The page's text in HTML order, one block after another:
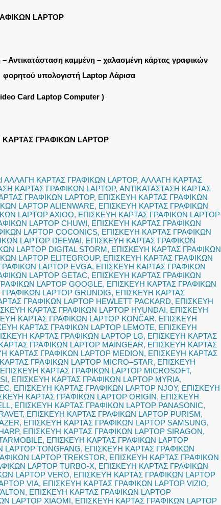
LAPTOP
Αντικατάσταση καμμένη – χαλασμένη κάρτας γραφικών
φορητού υπολογιστή Laptop Λάρισα
Card Laptop Computer )
ΚΑΡΤΑΣ ΓΡΑΦΙΚΩΝ LAPTOP
ΑΛΛΑΓΗ ΚΑΡΤΑΣ ΓΡΑΦΙΚΩΝ LAPTOP, ΑΛΛΑΓΗ ΚΑΡΤΑΣ
ΚΑΡΤΑΣ ΓΡΑΦΙΚΩΝ LAPTOP, ΑΝΤΙΚΑΤΑΣΤΑΣΗ ΚΑΡΤΑΣ
ΓΡΑΦΙΚΩΝ LAPTOP, ΕΠΙΣΚΕΥΗ ΚΑΡΤΑΣ ΓΡΑΦΙΚΩΝ
LAPTOP ALIENWARE, ΕΠΙΣΚΕΥΗ ΚΑΡΤΑΣ ΓΡΑΦΙΚΩΝ
LAPTOP AXIOO, ΕΠΙΣΚΕΥΗ ΚΑΡΤΑΣ ΓΡΑΦΙΚΩΝ LAPTOP
LAPTOP CHUWI, ΕΠΙΣΚΕΥΗ ΚΑΡΤΑΣ ΓΡΑΦΙΚΩΝ
LAPTOP COCONICS, ΕΠΙΣΚΕΥΗ ΚΑΡΤΑΣ ΓΡΑΦΙΚΩΝ
LAPTOP DEEWAI, ΕΠΙΣΚΕΥΗ ΚΑΡΤΑΣ ΓΡΑΦΙΚΩΝ
LAPTOP DIGITAL STORM, ΕΠΙΣΚΕΥΗ ΚΑΡΤΑΣ ΓΡΑΦΙΚΩΝ
LAPTOP ELITEGROUP, ΕΠΙΣΚΕΥΗ ΚΑΡΤΑΣ ΓΡΑΦΙΚΩΝ
LAPTOP EVGA, ΕΠΙΣΚΕΥΗ ΚΑΡΤΑΣ ΓΡΑΦΙΚΩΝ
LAPTOP GETAC, ΕΠΙΣΚΕΥΗ ΚΑΡΤΑΣ ΓΡΑΦΙΚΩΝ
LAPTOP GOOGLE, ΕΠΙΣΚΕΥΗ ΚΑΡΤΑΣ ΓΡΑΦΙΚΩΝ
LAPTOP GRUNDIG, ΕΠΙΣΚΕΥΗ ΚΑΡΤΑΣ
ΓΡΑΦΙΚΩΝ LAPTOP HEWLETT PACKARD, ΕΠΙΣΚΕΥΗ
ΚΑΡΤΑΣ ΓΡΑΦΙΚΩΝ LAPTOP HYUNDAI, ΕΠΙΣΚΕΥΗ
ΚΑΡΤΑΣ ΓΡΑΦΙΚΩΝ LAPTOP KONČAR, ΕΠΙΣΚΕΥΗ
ΚΑΡΤΑΣ ΓΡΑΦΙΚΩΝ LAPTOP LEMOTE, ΕΠΙΣΚΕΥΗ
ΚΑΡΤΑΣ ΓΡΑΦΙΚΩΝ LAPTOP LG, ΕΠΙΣΚΕΥΗ ΚΑΡΤΑΣ
ΓΡΑΦΙΚΩΝ LAPTOP MAINGEAR, ΕΠΙΣΚΕΥΗ ΚΑΡΤΑΣ
ΚΑΡΤΑΣ ΓΡΑΦΙΚΩΝ LAPTOP MEDION, ΕΠΙΣΚΕΥΗ ΚΑΡΤΑΣ
ΓΡΑΦΙΚΩΝ LAPTOP MICRO–STAR, ΕΠΙΣΚΕΥΗ
ΕΠΙΣΚΕΥΗ ΚΑΡΤΑΣ ΓΡΑΦΙΚΩΝ LAPTOP MICROSOFT,
, ΕΠΙΣΚΕΥΗ ΚΑΡΤΑΣ ΓΡΑΦΙΚΩΝ LAPTOP MYRIA,
, ΕΠΙΣΚΕΥΗ ΚΑΡΤΑΣ ΓΡΑΦΙΚΩΝ LAPTOP NJOY, ΕΠΙΣΚΕΥΗ
ΚΑΡΤΑΣ ΓΡΑΦΙΚΩΝ LAPTOP ORIGIN, ΕΠΙΣΚΕΥΗ
, ΕΠΙΣΚΕΥΗ ΚΑΡΤΑΣ ΓΡΑΦΙΚΩΝ LAPTOP PANASONIC,
, ΕΠΙΣΚΕΥΗ ΚΑΡΤΑΣ ΓΡΑΦΙΚΩΝ LAPTOP PURISM,
, ΕΠΙΣΚΕΥΗ ΚΑΡΤΑΣ ΓΡΑΦΙΚΩΝ LAPTOP SAMSUNG,
, ΕΠΙΣΚΕΥΗ ΚΑΡΤΑΣ ΓΡΑΦΙΚΩΝ LAPTOP SIRAGON,
, ΕΠΙΣΚΕΥΗ ΚΑΡΤΑΣ ΓΡΑΦΙΚΩΝ LAPTOP
TONGFANG, ΕΠΙΣΚΕΥΗ ΚΑΡΤΑΣ ΓΡΑΦΙΚΩΝ
LAPTOP TREKSTOR, ΕΠΙΣΚΕΥΗ ΚΑΡΤΑΣ ΓΡΑΦΙΚΩΝ
LAPTOP TURBO-X, ΕΠΙΣΚΕΥΗ ΚΑΡΤΑΣ ΓΡΑΦΙΚΩΝ
LAPTOP VERO, ΕΠΙΣΚΕΥΗ ΚΑΡΤΑΣ ΓΡΑΦΙΚΩΝ LAPTOP
VIA, ΕΠΙΣΚΕΥΗ ΚΑΡΤΑΣ ΓΡΑΦΙΚΩΝ LAPTOP VIZIO,
, ΕΠΙΣΚΕΥΗ ΚΑΡΤΑΣ ΓΡΑΦΙΚΩΝ LAPTOP
LAPTOP XIAOMI, ΕΠΙΣΚΕΥΗ ΚΑΡΤΑΣ ΓΡΑΦΙΚΩΝ LAPTOP